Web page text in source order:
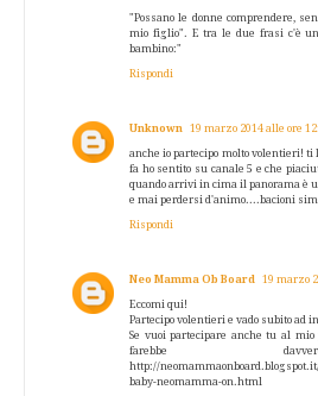
"Possano le donne comprendere,
mio figlio". E tra le due frasi c'è
bambino:"
Rispondi
Unknown 19 marzo 2014 alle ore
anche io partecipo molto volentieri! ti
fa ho sentito su canale 5 e che
quando arrivi in cima il panorama è
e mai perdersi d'animo....bacioni
Rispondi
Neo Mamma Ob Board 19 marzo
Eccomi qui!
Partecipo volentieri e vado subito ad
Se vuoi partecipare anche tu al
farebbe
http://
baby-neomamma-on.html